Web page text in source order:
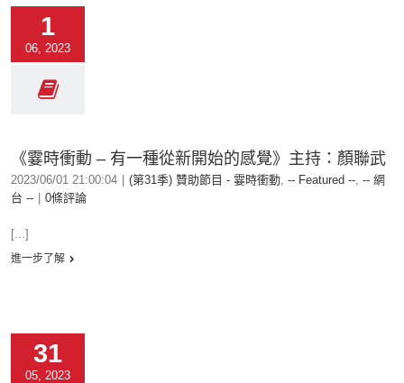
1
06, 2023
《霎時衝動 – 有一種從新開始的感覺》主持：顏聯武
2023/06/01 21:00:04 (第31季) 贊助節目 - 霎時衝動, -- Featured --, -- 網
台 --
0條評論
[...]
進一步了解
31
05, 2023